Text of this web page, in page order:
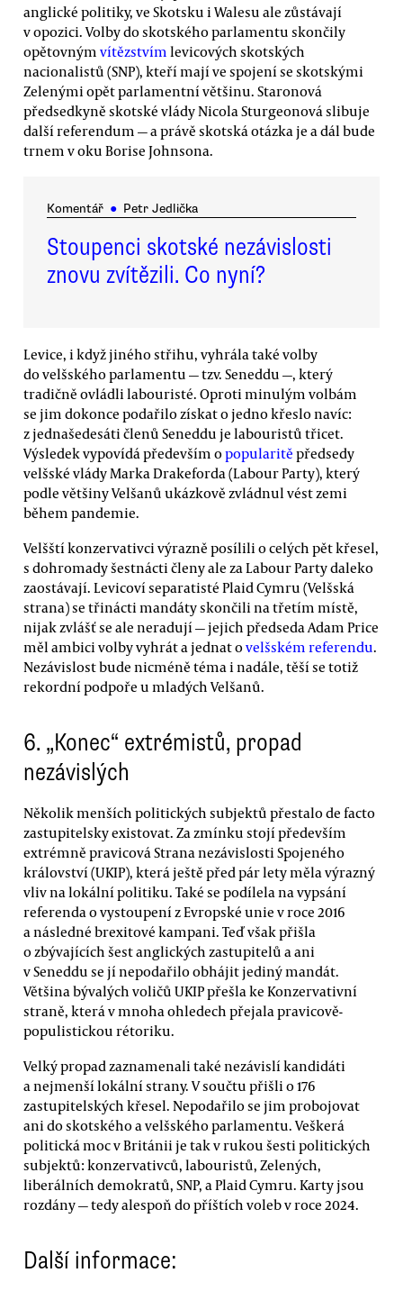
anglické politiky, ve Skotsku i Walesu ale zůstávají
v opozici. Volby do skotského parlamentu skončily
opětovným vítězstvím levicových skotských
nacionalistů (SNP), kteří mají ve spojení se skotskými
Zelenými opět parlamentní většinu. Staronová
předsedkyně skotské vlády Nicola Sturgeonová slibuje
další referendum — a právě skotská otázka je a dál bude
trnem v oku Borise Johnsona.
Komentář ● Petr Jedlička
Stoupenci skotské nezávislosti
znovu zvítězili. Co nyní?
Levice, i když jiného střihu, vyhrála také volby
do velšského parlamentu — tzv. Seneddu —, který
tradičně ovládli labouristé. Oproti minulým volbám
se jim dokonce podařilo získat o jedno křeslo navíc:
z jednašedesáti členů Seneddu je labouristů třicet.
Výsledek vypovídá především opopularitě předsedy
velšské vlády Marka Drakeforda (Labour Party), který
podle většiny Velšanů ukázkově zvládnul vést zemi
během pandemie.
Velšští konzervativci výrazně posílili o celých pět křesel,
s dohromady šestnácti členy ale za Labour Party daleko
zaostávají. Levicoví separatisté Plaid Cymru (Velšská
strana) se třinácti mandáty skončili na třetím místě,
nijak zvlášť se ale neradují — jejich předseda Adam Price
měl ambici volby vyhrát a jednat ovelšském referendu.
Nezávislost bude nicméně téma i nadále, těší se totiž
rekordní podpoře u mladých Velšanů.
6. „Konec“ extrémistů, propad
nezávislých
Několik menších politických subjektů přestalo de facto
zastupitelsky existovat. Za zmínku stojí především
extrémně pravicová Strana nezávislosti Spojeného
království (UKIP), která ještě před pár lety měla výrazný
vliv na lokální politiku. Také se podílela na vypsání
referenda o vystoupení z Evropské unie v roce 2016
a následné brexitové kampani. Teď však přišla
o zbývajících šest anglických zastupitelů a ani
v Seneddu se jí nepodařilo obhájit jediný mandát.
Většina bývalých voličů UKIP přešla ke Konzervativní
straně, která v mnoha ohledech přejala pravicově-
populistickou rétoriku.
Velký propad zaznamenali také nezávislí kandidáti
a nejmenší lokální strany. V součtu přišli o 176
zastupitelských křesel. Nepodařilo se jim probojovat
ani do skotského a velšského parlamentu. Veškerá
politická moc v Británii je tak v rukou šesti politických
subjektů: konzervativců, labouristů, Zelených,
liberálních demokratů, SNP, a Plaid Cymru. Karty jsou
rozdány — tedy alespoň do příštích voleb v roce 2024.
Další informace: